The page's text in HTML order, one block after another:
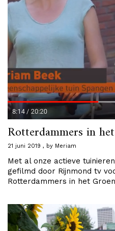
Rotterdammers in
21 juni 2019 by Meriam
Met al onze actieve
gefilmd door Rijnmond tv
Rotterdammers in het